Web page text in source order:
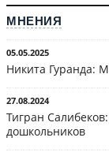
МНЕНИЯ
05.05.2025
Никита Гуранда:
27.08.2024
Тигран
дошкольников